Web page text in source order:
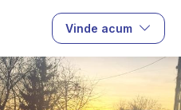
Vinde acum